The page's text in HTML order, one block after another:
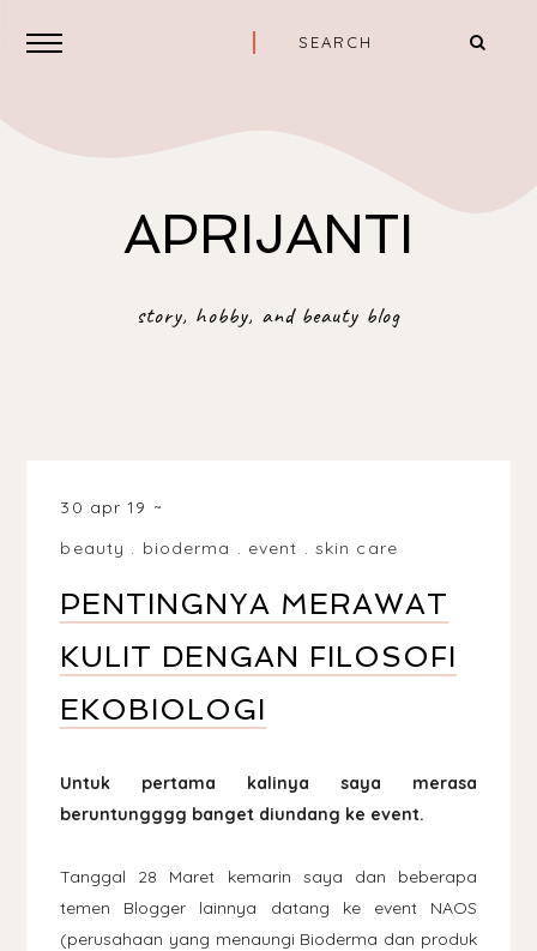
APRIJANTI
story, hobby, and beauty blog
30 apr 19
beauty . bioderma . event . skin care
PENTINGNYA MERAWAT
KULIT DENGAN FILOSOFI
EKOBIOLOGI
Untuk pertama kalinya saya merasa
beruntungggg banget diundang ke event.
Tanggal 28 Maret kemarin saya dan beberapa
temen Blogger lainnya datang ke event NAOS
(perusahaan yang menaungi Bioderma dan produk